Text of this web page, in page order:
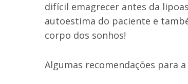
difícil emagrecer antes da
autoestima do paciente e
corpo dos sonhos!
Algumas recomendações para